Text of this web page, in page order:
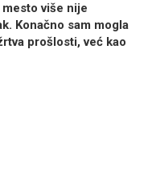
više nije
Konačno sam mogla
prošlosti, već kao